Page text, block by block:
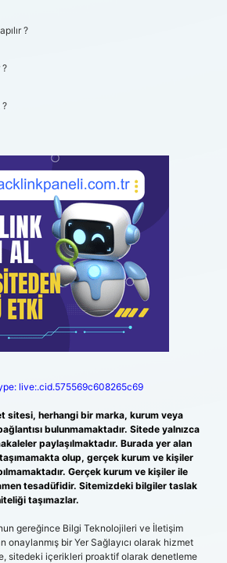
?
?
live:.cid.575569c608265c69
sitesi, herhangi bir marka, kurum veya
bulunmamaktadır. Sitede yalnızca
paylaşılmaktadır. Burada yer alan
olup, gerçek kurum ve kişiler
Gerçek kurum ve kişiler ile
tesadüfidir. Sitemizdeki bilgiler taslak
taşımazlar.
gereğince Bilgi Teknolojileri ve İletişim
onaylanmış bir Yer Sağlayıcı olarak hizmet
sitedeki içerikleri proaktif olarak denetleme